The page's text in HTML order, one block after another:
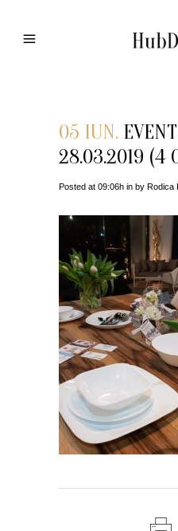
05 IUN.
28.03.2019 (4
Posted at 09:06h in by Rodica